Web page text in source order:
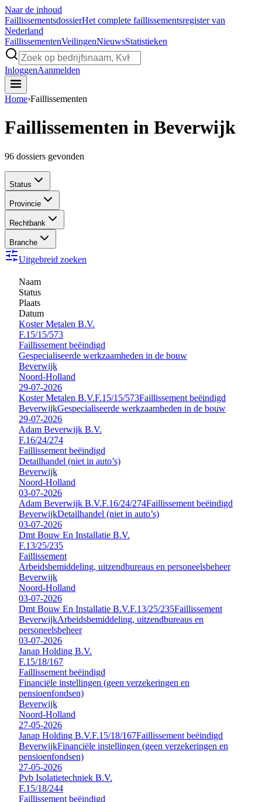
Naar de inhoud
FaillissementsdossierHet complete faillissementsregister van
Nederland
FaillissementenVeilingenNieuwsStatistieken
InloggenAanmelden
Home›Faillissementen
Faillissementen in Beverwijk
96 dossiers gevonden
Status
Provincie
Rechtbank
Branche
Uitgebreid zoeken
Naam
Status
Plaats
Datum
Koster Metalen B.V.
F.15/15/573
Faillissement beëindigd
Gespecialiseerde werkzaamheden in de bouw
Beverwijk
Noord-Holland
29-07-2026
Koster Metalen B.V.F.15/15/573Faillissement beëindigd
BeverwijkGespecialiseerde werkzaamheden in de bouw
29-07-2026
Adam Beverwijk B.V.
F.16/24/274
Faillissement beëindigd
Detailhandel (niet in auto’s)
Beverwijk
Noord-Holland
03-07-2026
Adam Beverwijk B.V.F.16/24/274Faillissement beëindigd
BeverwijkDetailhandel (niet in auto’s)
03-07-2026
Dmt Bouw En Installatie B.V.
F.13/25/235
Faillissement
Arbeidsbemiddeling, uitzendbureaus en personeelsbeheer
Beverwijk
Noord-Holland
03-07-2026
Dmt Bouw En Installatie B.V.F.13/25/235Faillissement
BeverwijkArbeidsbemiddeling, uitzendbureaus en
personeelsbeheer
03-07-2026
Janap Holding B.V.
F.15/18/167
Faillissement beëindigd
Financiële instellingen (geen verzekeringen en
pensioenfondsen)
Beverwijk
Noord-Holland
27-05-2026
Janap Holding B.V.F.15/18/167Faillissement beëindigd
BeverwijkFinanciële instellingen (geen verzekeringen en
pensioenfondsen)
27-05-2026
Pvb Isolatietechniek B.V.
F.15/18/244
Faillissement beëindigd